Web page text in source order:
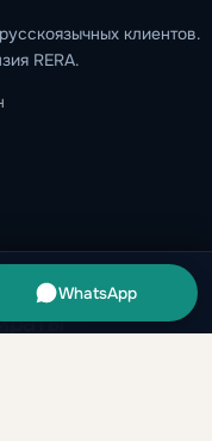
клиентов.
RERA.
WhatsApp